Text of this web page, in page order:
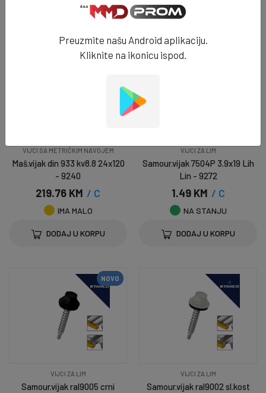
DODAJ U KORPU DODAJ U KORPU
VIJCI SA METRIČKIM NAVOJEM
Maš.vijak din 933 kv8.8 24x120
- 9240
219.76 KM / C
IMA MALO
DODAJ U KORPU
VIJCI ZA LIM
Samour.vijak 7504P 3.9x19 Lih
Lin - 9272
1.49 KM / C
NA STANJU
DODAJ U KORPU
NOVO
VIJCI ZA LIM
Samour.vijak ral9005 crni
VIJCI ZA LIM
Samour.vijak ral9002 sl.kost
Preuzmite našu Android aplikaciju.
Kliknite na ikonicu ispod.